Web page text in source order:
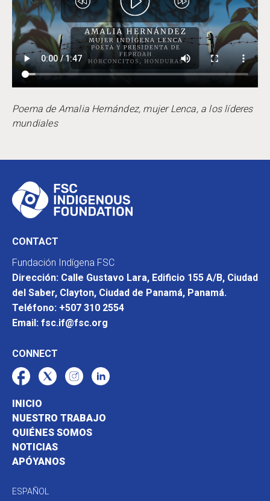
Poema de Amalia Hernández, mujer Lenca, a los líderes
mundiales
CONTACT
Fundación Indígena FSC
Dirección: Calle Gustavo Lara, Edificio 155 A/B, Ciudad
del Saber, Clayton, Ciudad de Panamá, Panamá.
Teléfono: +507 310 2554
Email: fsc.if@fsc.org
CONNECT
INICIO
NUESTRO TRABAJO
QUIÉNES SOMOS
NOTICIAS
APÓYANOS
ESPAÑOL